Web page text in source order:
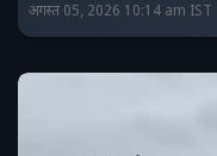
अगस्त 05, 2026 10:14 am IST